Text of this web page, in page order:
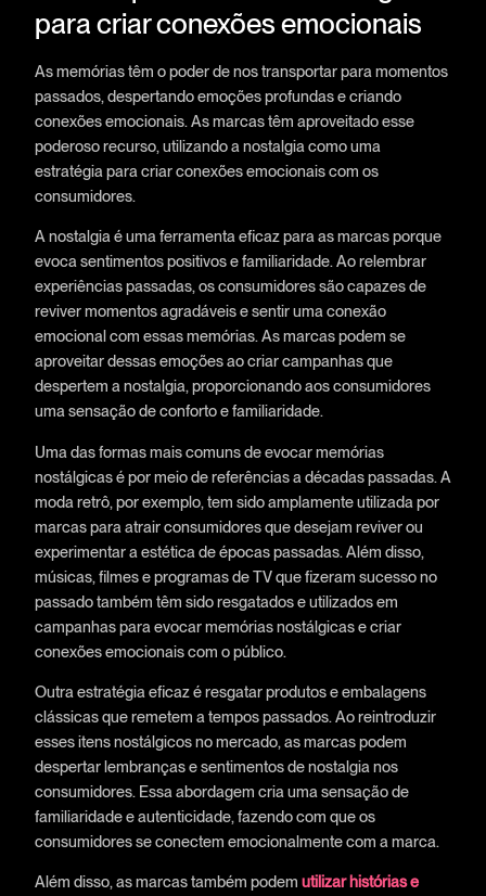
para criar conexões emocionais
As memórias têm o poder de nos transportar para momentos
passados, despertando emoções profundas e criando
conexões emocionais. As marcas têm aproveitado esse
poderoso recurso, utilizando a nostalgia como uma
estratégia para criar conexões emocionais com os
consumidores.
A nostalgia é uma ferramenta eficaz para as marcas porque
evoca sentimentos positivos e familiaridade. Ao relembrar
experiências passadas, os consumidores são capazes de
reviver momentos agradáveis e sentir uma conexão
emocional com essas memórias. As marcas podem se
aproveitar dessas emoções ao criar campanhas que
despertem a nostalgia, proporcionando aos consumidores
uma sensação de conforto e familiaridade.
Uma das formas mais comuns de evocar memórias
nostálgicas é por meio de referências a décadas passadas. A
moda retrô, por exemplo, tem sido amplamente utilizada por
marcas para atrair consumidores que desejam reviver ou
experimentar a estética de épocas passadas. Além disso,
músicas, filmes e programas de TV que fizeram sucesso no
passado também têm sido resgatados e utilizados em
campanhas para evocar memórias nostálgicas e criar
conexões emocionais com o público.
Outra estratégia eficaz é resgatar produtos e embalagens
clássicas que remetem a tempos passados. Ao reintroduzir
esses itens nostálgicos no mercado, as marcas podem
despertar lembranças e sentimentos de nostalgia nos
consumidores. Essa abordagem cria uma sensação de
familiaridade e autenticidade, fazendo com que os
consumidores se conectem emocionalmente com a marca.
Além disso, as marcas também podem utilizar histórias e